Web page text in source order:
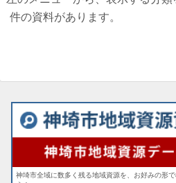
件の資料があります。
神埼市全域に数多く残る地域資源を、お好みの形